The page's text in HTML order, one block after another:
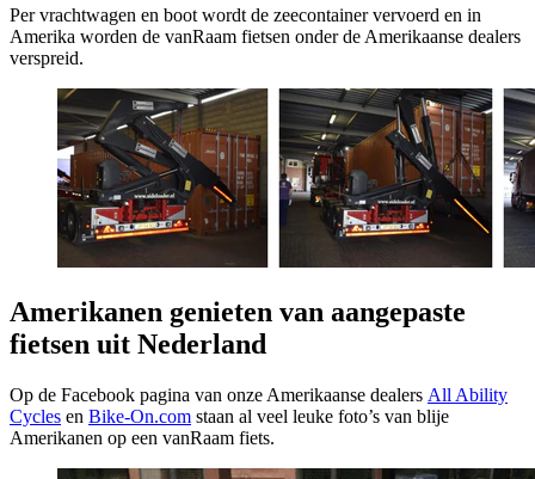
Per vrachtwagen en boot wordt de zeecontainer vervoerd en in
Amerika worden de vanRaam fietsen onder de Amerikaanse dealers
verspreid.
Amerikanen genieten van aangepaste
fietsen uit Nederland
Op de Facebook pagina van onze Amerikaanse dealers All Ability
Cycles en Bike-On.com staan al veel leuke foto’s van blije
Amerikanen op een vanRaam fiets.